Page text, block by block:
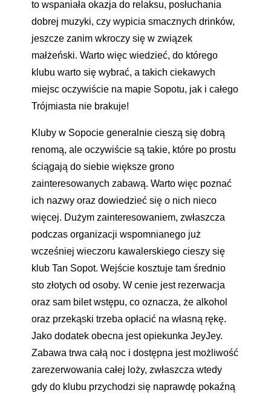
to wspaniała okazja do relaksu, posłuchania
dobrej muzyki, czy wypicia smacznych drinków,
jeszcze zanim wkroczy się w związek
małżeński. Warto więc wiedzieć, do którego
klubu warto się wybrać, a takich ciekawych
miejsc oczywiście na mapie Sopotu, jak i całego
Trójmiasta nie brakuje!
Kluby w Sopocie generalnie cieszą się dobrą
renomą, ale oczywiście są takie, które po prostu
ściągają do siebie większe grono
zainteresowanych zabawą. Warto więc poznać
ich nazwy oraz dowiedzieć się o nich nieco
więcej. Dużym zainteresowaniem, zwłaszcza
podczas organizacji wspomnianego już
wcześniej wieczoru kawalerskiego cieszy się
klub Tan Sopot. Wejście kosztuje tam średnio
sto złotych od osoby. W cenie jest rezerwacja
oraz sam bilet wstępu, co oznacza, że alkohol
oraz przekąski trzeba opłacić na własną rękę.
Jako dodatek obecna jest opiekunka JeyJey.
Zabawa trwa całą noc i dostępna jest możliwość
zarezerwowania całej loży, zwłaszcza wtedy
gdy do klubu przychodzi się naprawdę pokaźną